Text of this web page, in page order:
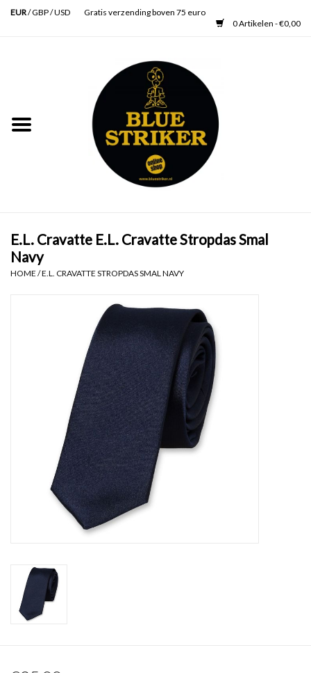
EUR/GBP/USD
Gratis verzending boven 75 euro
0 Artikelen - €0,00
Schoenen
E.L. Cravatte E.L. Cravatte Stropdas Smal
Navy
HOME /E.L. CRAVATTE STROPDAS SMAL NAVY